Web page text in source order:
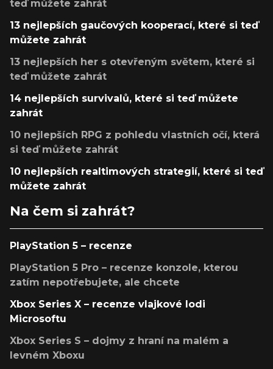
teď můžete zahrát
13 nejlepších gaučových kooperací, které si teď
můžete zahrát
13 nejlepších her s otevřeným světem, které si
teď můžete zahrát
14 nejlepších survivalů, které si teď můžete
zahrát
10 nejlepších RPG z pohledu vlastních očí, která
si teď můžete zahrát
10 nejlepších realtimových strategií, které si teď
můžete zahrát
Na čem si zahrát?
PlayStation 5 – recenze
PlayStation 5 Pro – recenze konzole, kterou
zatím nepotřebujete, ale chcete
Xbox Series X – recenze vlajkové lodi
Microsoftu
Xbox Series S – dojmy z hraní na malém a
levném Xboxu